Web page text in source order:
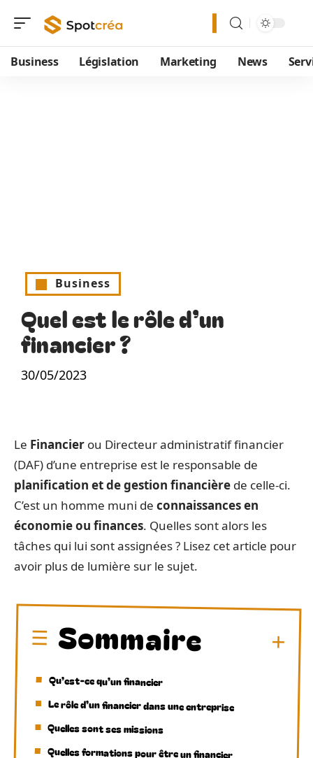
Business Législation Marketing News
Business
Quel est le rôle d’un
financier ?
30/05/2023
Le Financier ou Directeur administratif financier
(DAF) d’une entreprise est le responsable de
planification et de gestion financière de celle-ci.
C’est un homme muni de connaissances en
économie ou finances. Quelles sont alors les
tâches qui lui sont assignées ? Lisez cet article pour
avoir plus de lumière sur le sujet.
Sommaire
Qu’est-ce qu’un financier
Le rôle d’un financier dans une entreprise
Quelles sont ses missions
Quelles formations pour être un financier